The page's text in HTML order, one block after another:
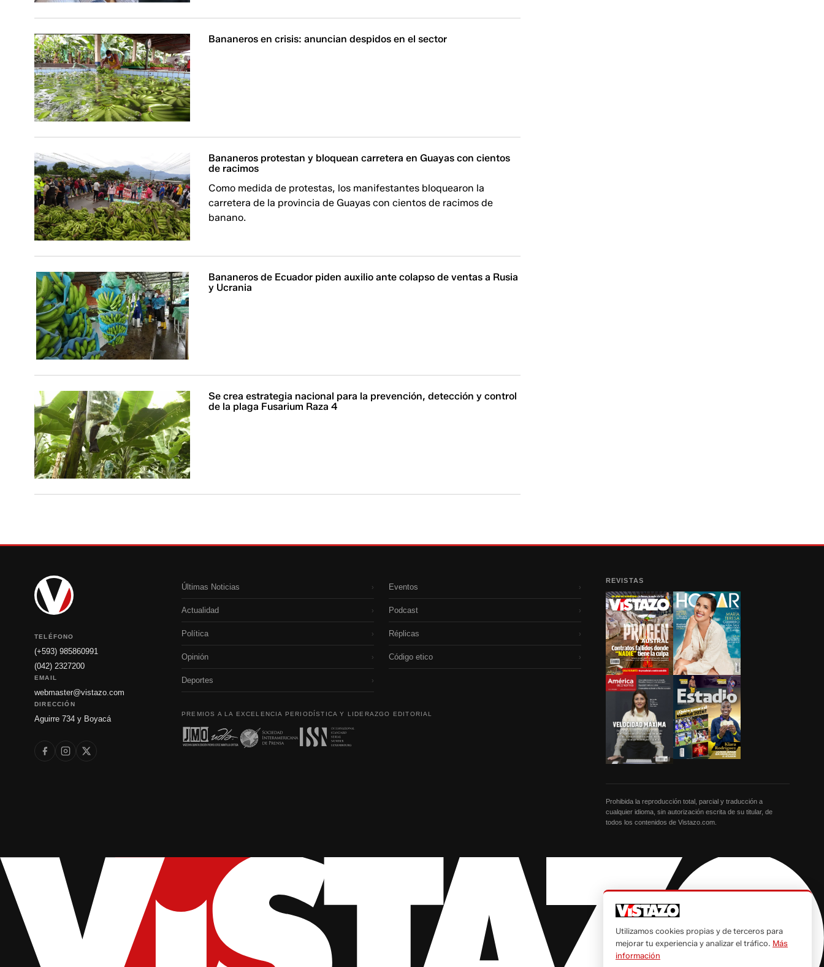
Bananeros en crisis: anuncian despidos en el sector
Bananeros protestan y bloquean carretera en Guayas con cientos
de racimos
Como medida de protestas, los manifestantes bloquearon la
carretera de la provincia de Guayas con cientos de racimos de
banano.
Bananeros de Ecuador piden auxilio ante colapso de ventas a Rusia
y Ucrania
Se crea estrategia nacional para la prevención, detección y control
de la plaga Fusarium Raza 4
TELÉFONO
(+593) 985860991
(042) 2327200
EMAIL
webmaster@vistazo.com
DIRECCIÓN
Aguirre 734 y Boyacá
Últimas Noticias ›
Actualidad ›
Política ›
Opinión ›
Deportes ›
Eventos ›
Podcast ›
Réplicas ›
Código etico ›
PREMIOS A LA EXCELENCIA PERIODÍSTICA Y LIDERAZGO EDITORIAL
REVISTAS
Prohibida la reproducción total, parcial y traducción a
cualquier idioma, sin autorización escrita de su titular, de
todos los contenidos de Vistazo.com.
Utilizamos cookies propias y de terceros para
mejorar tu experiencia y analizar el tráfico. Más
información